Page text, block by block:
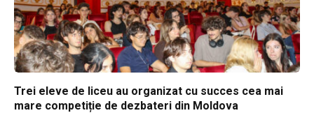
Trei eleve de liceu au organizat cu succes cea mai
mare competiție de dezbateri din Moldova